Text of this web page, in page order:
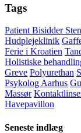
Tags
Patient Bisidder
Hudplejeklinik
Ferie i Kroatien
Holistiske
Greve Polyurethan
Psykolog Aarhus
Massør
Havepavillon
Seneste indlæg